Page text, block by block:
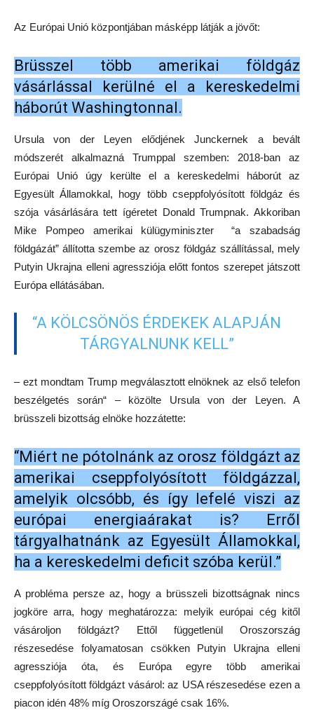
Az Európai Unió központjában másképp látják a jövőt:
Brüsszel több amerikai földgáz
vásárlással kerülné el a kereskedelmi
háborút Washingtonnal.
Ursula von der Leyen elődjének Junckernek a bevált
módszerét alkalmazná Trumppal szemben: 2018-ban az
Európai Unió úgy kerülte el a kereskedelmi háborút az
Egyesült Államokkal, hogy több cseppfolyósított földgáz és
szója vásárlására tett ígéretet Donald Trumpnak. Akkoriban
Mike Pompeo amerikai külügyminiszter “a szabadság
földgázát” állította szembe az orosz földgáz szállítással, mely
Putyin Ukrajna elleni agressziója előtt fontos szerepet játszott
Európa ellátásában.
“A KÖLCSÖNÖS ÉRDEKEK ALAPJÁN
TÁRGYALNUNK KELL”
– ezt mondtam Trump megválasztott elnöknek az első telefon
beszélgetés során“ – közölte Ursula von der Leyen. A
brüsszeli bizottság elnöke hozzátette:
“Miért ne pótolnánk az orosz földgázt az
amerikai cseppfolyósított földgázzal,
amelyik olcsóbb, és így lefelé viszi az
európai energiaárakat is? Erről
tárgyalhatnánk az Egyesült Államokkal,
ha a kereskedelmi deficit szóba kerül.”
A probléma persze az, hogy a brüsszeli bizottságnak nincs
jogköre arra, hogy meghatározza: melyik európai cég kitől
vásároljon földgázt? Ettől függetlenül Oroszország
részesedése folyamatosan csökken Putyin Ukrajna elleni
agressziója óta, és Európa egyre több amerikai
cseppfolyósított földgázt vásárol: az USA részesedése ezen a
piacon idén 48% míg Oroszországé csak 16%.